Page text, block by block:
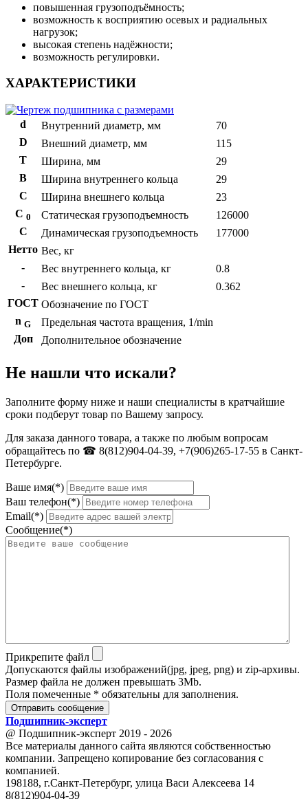
повышенная грузоподъёмность;
возможность к восприятию осевых и радиальных
нагрузок;
высокая степень надёжности;
возможность регулировки.
ХАРАКТЕРИСТИКИ
d Внутренний диаметр, мм
70
D
Внешний диаметр, мм
115
T
Ширина, мм
29
B
Ширина внутреннего кольца
29
С
Ширина внешнего кольца
23
С 0 Статическая грузоподъемность
126000
C
Динамическая грузоподъемность
177000
Нетто Вес, кг
-
Вес внутреннего кольца, кг
0.8
-
Вес внешнего кольца, кг
0.362
ГОСТ Обозначение по ГОСТ
n G
Предельная частота вращения, 1/min
Доп
Дополнительное обозначение
Не нашли что искали?
Заполните форму ниже и наши специалисты в кратчайшие
сроки подберут товар по Вашему запросу.
Для заказа данного товара, а также по любым вопросам
обращайтесь по ☎ 8(812)904-04-39, +7(906)265-17-55 в Санкт-
Петербурге.
Ваше имя(*)
Ваш телефон(*)
Email(*)
Сообщение(*)
Прикрепите файл
Допускаются файлы изображений(jpg, jpeg, png) и zip-архивы.
Размер файла не должен превышать 3Mb.
Поля помеченные * обязательны для заполнения.
Отправить сообщение
Подшипник-эксперт
@ Подшипник-эксперт 2019 - 2026
Все материалы данного сайта являются собственностью
компании. Запрещено копирование без согласования с
компанией.
198188, г.Санкт-Петербург, улица Васи Алексеева 14
8(812)904-04-39